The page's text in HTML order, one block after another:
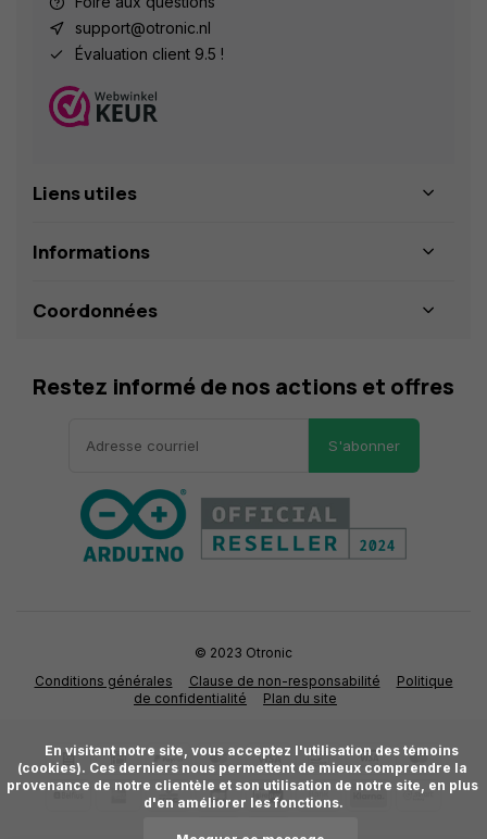
support@otronic.nl
Évaluation client 9.5 !
Liens utiles
Informations
Coordonnées
Restez informé de nos actions et offres
S'abonner
Conditions générales Clause de non-responsabilité
Politique
de confidentialité
Plan du site
© 2023 Otronic
(cookies). Ces derniers nous permettent de mieux comprendre la
provenance de notre clientèle et son utilisation de notre site, en plus
d'en améliorer les fonctions.